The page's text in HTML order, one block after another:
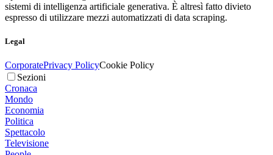
sistemi di intelligenza artificiale generativa. È altresì fatto divieto
espresso di utilizzare mezzi automatizzati di data scraping.
Legal
CorporatePrivacy PolicyCookie Policy
Sezioni
Cronaca
Mondo
Economia
Politica
Spettacolo
Televisione